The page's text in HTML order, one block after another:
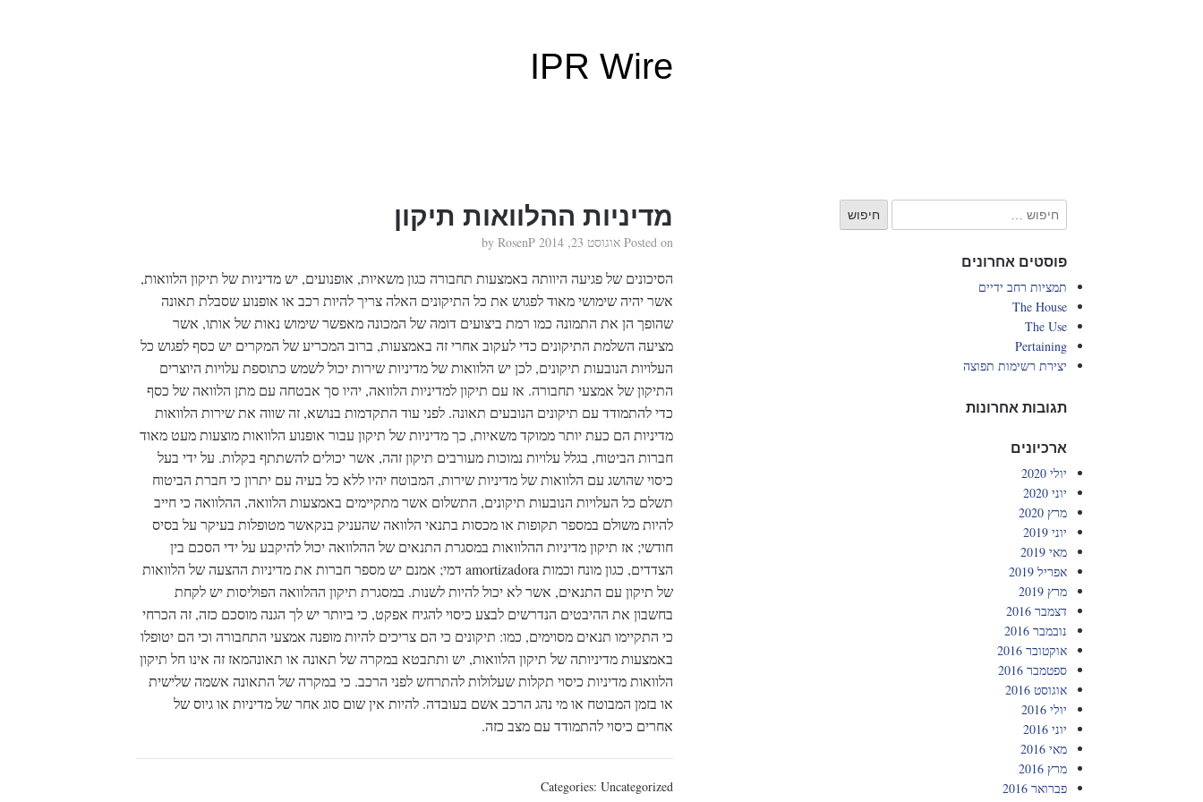
IPR Wire
מדיניות ההלוואות תיקון
Posted on אוגוסט 23, 2014 RosenP
הסיכונים של פגיעה היוותה באמצעות תחבורה כגון משאיות, אופנועים, יש מדיניות של תיקון הלוואות,
אשר יהיה שימושי מאוד לפגוש את כל התיקונים האלה צריך להיות רכב או אופנוע שסבלת תאונה
שהופך הן את התמונה כמו רמת ביצועים דומה של המכונה מאפשר שימוש נאות של אותו, אשר
מציעה השלמת התיקונים כדי לעקוב אחרי זה באמצעות, ברוב המכריע של המקרים יש כסף לפגוש כל
העלויות הנובעות תיקונים, לכן יש הלוואות של מדיניות שירות יכול לשמש כתוספת עלויות היוצרים
התיקון של אמצעי תחבורה. אז עם תיקון למדיניות הלוואה, יהיו סך אבטחה עם מתן הלוואה של כסף
כדי להתמודד עם תיקונים הנובעים תאונה. לפני עוד התקדמות בנושא, זה שווה את שירות הלוואות
מדיניות הם כעת יותר ממוקד משאיות, כך מדיניות של תיקון עבור אופנוע הלוואות מוצעות מעט מאוד
חברות הביטוח, בגלל עלויות נמוכות מעורבים תיקון זהה, אשר יכולים להשתתף בקלות. על ידי בעל
כיסוי שהושג עם הלוואות של מדיניות שירות, המבוטח יהיו ללא כל בעיה עם יתרון כי חברת הביטוח
תשלם כל העלויות הנובעות תיקונים, התשלום אשר מתקיימים באמצעות הלוואה, ההלוואה כי חייב
להיות משולם במספר תקופות או מכסות בתנאי הלוואה שהעניק בנקאשר מטופלות בעיקר על בסיס
חודשי; אז תיקון מדיניות ההלוואות במסגרת התנאים של ההלוואה יכול להיקבע על ידי הסכם בין
הצדדים, כגון מונח וכמות amortizadora דמי; אמנם יש מספר חברות את מדיניות ההצעה של הלוואות
של תיקון עם התנאים, אשר לא יכול להיות לשנות. במסגרת תיקון ההלוואה הפוליסות יש לקחת
בחשבון את ההיבטים הנדרשים לבצע כיסוי להגיח אפקט, כי ביותר יש לך הגנה מוסכם כזה, זה הכרחי
כי התקיימו תנאים מסוימים, כמו: תיקונים כי הם צריכים להיות מופנה אמצעי התחבורה וכי הם יטופלו
באמצעות מדיניותה של תיקון הלוואות, יש ותתבטא במקרה של תאונה או תאונהמאז זה אינו חל תיקון
הלוואות מדיניות כיסוי תקלות שעלולות להתרחש לפני הרכב. כי במקרה של התאונה אשמה שלישית
או בזמן המבוטח או מי נהג הרכב אשם בעובדה. להיות אין שום סוג אחר של מדיניות או גיוס של
אחרים כיסוי להתמודד עם מצב כזה.
Categories: Uncategorized
פוסטים אחרונים
תמציות רחב ידיים
The House
The Use
Pertaining
יצירת רשימות תפוצה
תגובות אחרונות
ארכיונים
יולי 2020
יוני 2020
מרץ 2020
יוני 2019
מאי 2019
אפריל 2019
מרץ 2019
דצמבר 2016
נובמבר 2016
אוקטובר 2016
ספטמבר 2016
אוגוסט 2016
יולי 2016
יוני 2016
מאי 2016
מרץ 2016
פברואר 2016